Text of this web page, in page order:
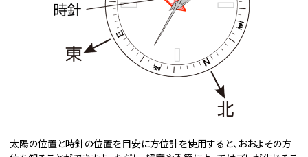
太陽の位置と時針の位置を目安に方位計を使用すると、おおよその方